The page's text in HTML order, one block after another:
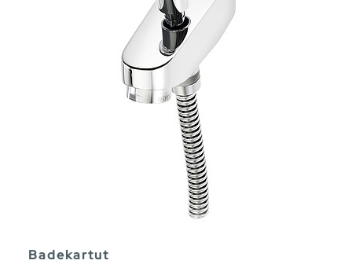
Badekartut